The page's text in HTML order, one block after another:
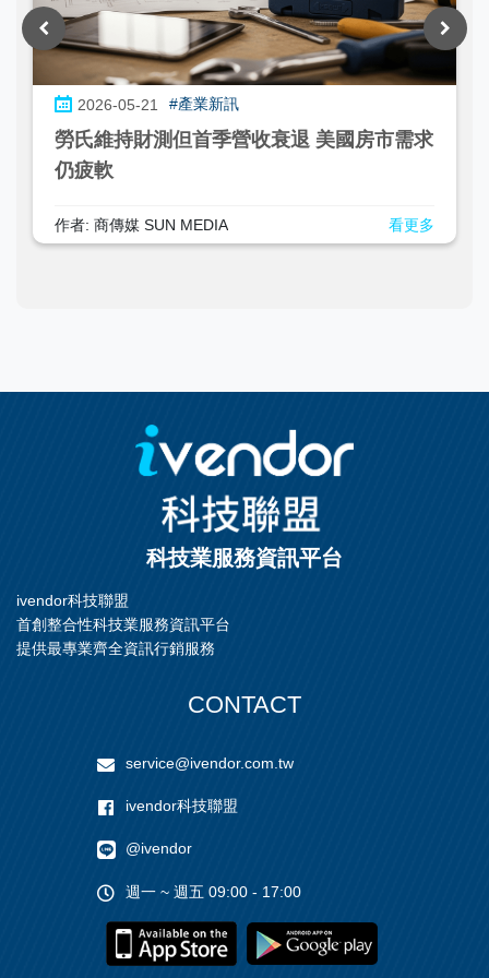
2026-05-21 #產業新訊
勞氏維持財測但首季營收衰退 美國房市需求
仍疲軟
作者: 商傳媒 SUN MEDIA 看更多
科技業服務資訊平台
ivendor科技聯盟
首創整合性科技業服務資訊平台
提供最專業齊全資訊行銷服務
CONTACT
service@ivendor.com.tw
ivendor科技聯盟
@ivendor
週一 ~ 週五 09:00 - 17:00